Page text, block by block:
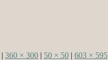
| 360 × 300 | 50 × 50 | 603 × 595